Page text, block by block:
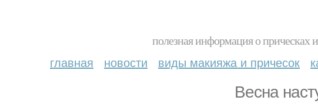
полезная информация о прическах
главная новости виды макияжа и причесок
Весна